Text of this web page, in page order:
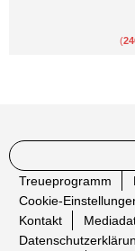
(
Treueprogramm
Cookie-
Kontakt